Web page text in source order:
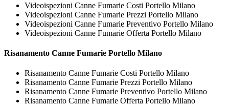
Videoispezioni Canne Fumarie Costi Portello Milano
Videoispezioni Canne Fumarie Prezzi Portello Milano
Videoispezioni Canne Fumarie Preventivo Portello Milano
Videoispezioni Canne Fumarie Offerta Portello Milano
Risanamento Canne Fumarie Portello Milano
Risanamento Canne Fumarie Costi Portello Milano
Risanamento Canne Fumarie Prezzi Portello Milano
Risanamento Canne Fumarie Preventivo Portello Milano
Risanamento Canne Fumarie Offerta Portello Milano